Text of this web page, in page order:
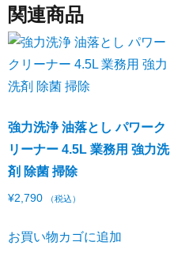
関連商品
強力洗浄 油落とし パワーク
リーナー 4.5L 業務用 強力洗
剤 除菌 掃除
¥2,790 （税込）
お買い物カゴに追加